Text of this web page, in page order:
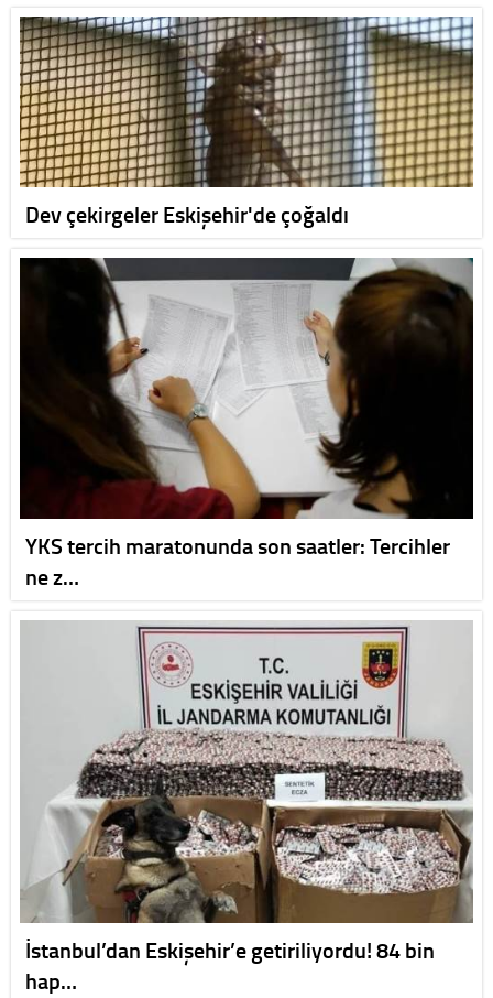
Dev çekirgeler Eskişehir'de çoğaldı
YKS tercih maratonunda son saatler: Tercihler
ne z…
İstanbul’dan Eskişehir’e getiriliyordu! 84 bin
hap…